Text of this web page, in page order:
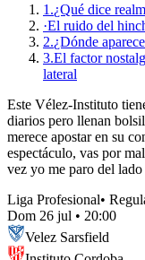
1.¿Qué dice
·El ruido del
2.¿Dónde
3.El factor
lateral
Este Vélez-Instituto
diarios pero llenan
merece apostar en su
espectáculo, vas por
vez yo me paro del
Liga Profesional•
Dom 26 jul • 20:00
Velez Sarsfield